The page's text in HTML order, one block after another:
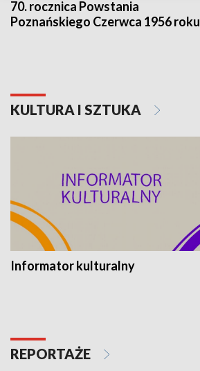
70. rocznica Powstania
Poznańskiego Czerwca 1956 roku
KULTURA I SZTUKA
Informator kulturalny
REPORTAŻE